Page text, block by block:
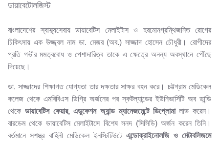
ডায়াবেটোলজিস্ট
বাংলাদেশের স্বাস্থ্যসেবায় ডায়াবেটিস মেলাইটাস ও হরমোনগ্রন্থিজনিত রোগের
চিকিৎসায় এক উজ্জ্বল নাম ডা. মেজর (অব.) সাজ্জাদ হোসেন চৌধুরী। রোগীদের
প্রতি গভীর মমত্ববোধ ও পেশাদারিত্ব তাকে এ ক্ষেত্রে অনন্য অবস্থানে পৌঁছে
দিয়েছে।
ডা. সাজ্জাদের শিক্ষাগত যোগ্যতা তার দক্ষতার সাক্ষর বহন করে। চট্টগ্রাম মেডিকেল
কলেজ থেকে এমবিবিএস ডিগ্রি অর্জনের পর স্কটল্যান্ডের ইউনিভার্সিটি অব ডান্ডি
থেকে ডায়াবেটিস কেয়ার,এডুকেশন অ্যান্ড ম্যানেজমেন্টে ডিপ্লোমালাভ করেন।
বারডেম থেকে ডায়াবেটিস মেলাইটাসে বিশেষ সনদ (সিসিডি) অর্জন করেন তিনি।
বর্তমানে সশস্ত্র বাহিনী মেডিকেল ইনস্টিটিউটেএন্ডোক্রাইনোলজি ও মেটাবলিজমে